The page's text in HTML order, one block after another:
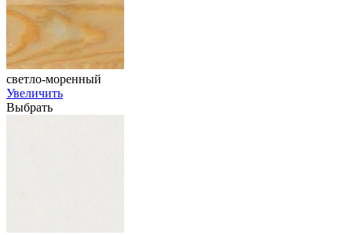
светло-моренный
Увеличить
Выбрать